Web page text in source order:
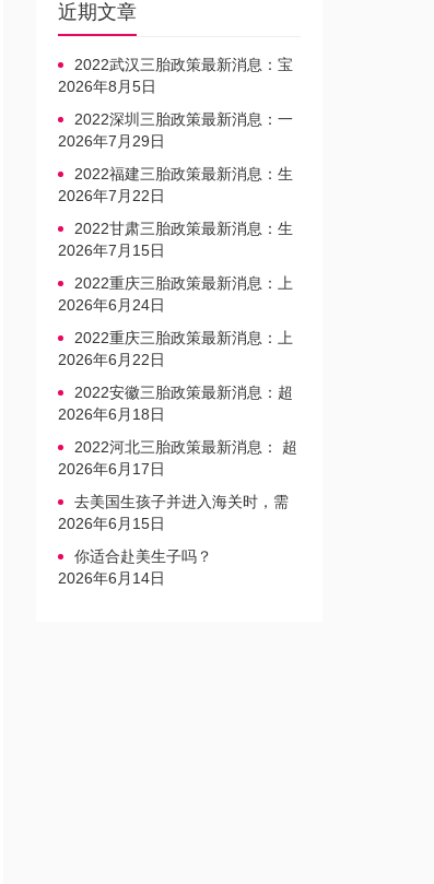
近期文章
2022武汉三胎政策最新消息：宝
宝上户口不再罚款
2026年8月5日
2022深圳三胎政策最新消息：一
文读懂上户口是否罚款
2026年7月29日
2022福建三胎政策最新消息：生
育奖励发放迎新标准
2026年7月22日
2022甘肃三胎政策最新消息：生
育产假不享受带薪福利
2026年7月15日
2022重庆三胎政策最新消息：上
户口、办准生证指南
2026年6月24日
2022重庆三胎政策最新消息：上
户口、办准生证指南
2026年6月22日
2022安徽三胎政策最新消息：超
生家庭罚款标准更新
2026年6月18日
2022河北三胎政策最新消息： 超
生三孩不再缴纳社会抚养费
2026年6月17日
去美国生孩子并进入海关时，需
要注意的事项是什么？
2026年6月15日
你适合赴美生子吗？
2026年6月14日